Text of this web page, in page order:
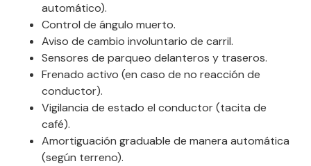
automático).
Control de ángulo muerto.
Aviso de cambio involuntario de carril.
Sensores de parqueo delanteros y traseros.
Frenado activo (en caso de no reacción de
conductor).
Vigilancia de estado el conductor (tacita de
café).
Amortiguación graduable de manera automática
(según terreno).